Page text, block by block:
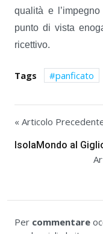
qualità e
punto di vista
ricettivo.
Tags panficato
« Articolo
IsolaMondo al
Per commentare